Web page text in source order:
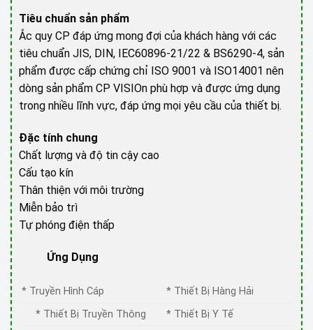
Tiêu chuẩn sản phẩm
Ắc quy CP đáp ứng mong đợi của khách hàng với các
tiêu chuẩn JIS, DIN, IEC60896-21/22 & BS6290-4, sản
phẩm được cấp chứng chỉ ISO 9001 và ISO14001 nên
dòng sản phẩm CP VISIOn phù hợp và được ứng dụng
trong nhiều lĩnh vực, đáp ứng mọi yêu cầu của thiết bị.
Đặc tính chung
Chất lượng và độ tin cậy cao
Cấu tạo kín
Thân thiện với môi trường
Miễn bảo trì
Tự phóng điện thấp
Ứng Dụng
* Truyền Hình Cáp
* Thiết Bị Hàng Hải
* Thiết Bị Truyền Thông
* Thiết Bị Y Tế